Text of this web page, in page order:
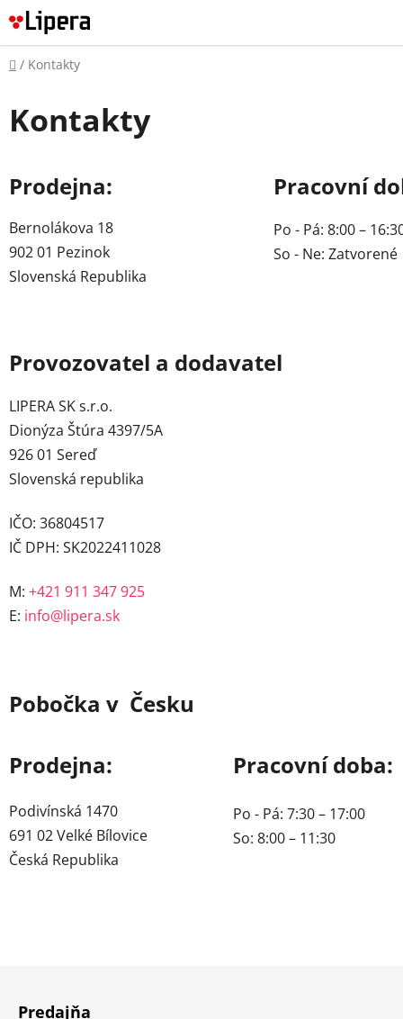
Prejsť
na
obsah
Domov
/ Kontakty
Kontakty
Prodejna: Pracovní
Bernolákova 18
902 01 Pezinok
Slovenská Republika
Po - Pá: 8:00 –
So - Ne: Zatvorené
Provozovatel a dodavatel
LIPERA SK s.r.o.
Dionýza Štúra 4397/5A
926 01 Sereď
Slovenská republika
IČO: 36804517
IČ DPH: SK2022411028
M: +421 911 347 925
E: info@lipera.sk
Pobočka v Česku
Prodejna: Pracovní doba:
Podivínská 1470
691 02 Velké Bílovice
Česká Republika
Po - Pá: 7:30 – 17:00
So: 8:00 – 11:30
Predajňa